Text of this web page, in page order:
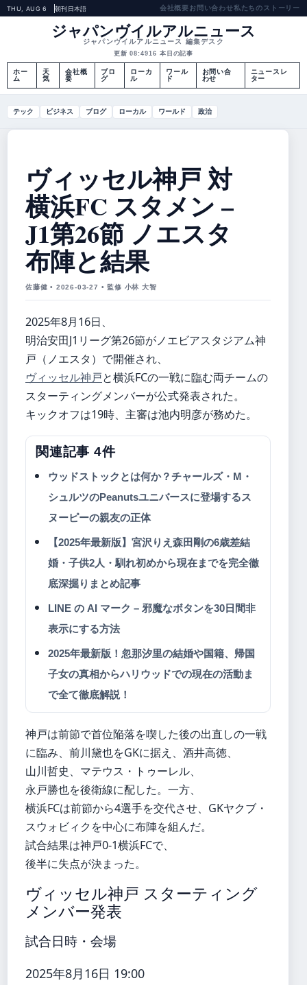
THU, AUG 6 朝刊日本語 会社概要お問い合わせ私たちのストーリー
ジャパンヴイルアルニュース
ジャパンヴイルアルニュース 編集デスク
更新 08:4916 本日の記事
ホー
ム
天
気
会社概
要
ブロ
グ
ローカ
ル
ワール
ド
お問い合
わせ
ニュースレ
ター
テック ビジネス ブログ ローカル ワールド 政治
ヴィッセル神戸 対
横浜FC スタメン –
J1第26節 ノエスタ
布陣と結果
佐藤健 • 2026-03-27 • 監修 小林 大智
2025年8月16日、
明治安田J1リーグ第26節がノエビアスタジアム神
戸（ノエスタ）で開催され、
ヴィッセル神戸と横浜FCの一戦に臨む両チームの
スターティングメンバーが公式発表された。
キックオフは19時、主審は池内明彦が務めた。
関連記事 4件
ウッドストックとは何か？チャールズ・M・
シュルツのPeanutsユニバースに登場するス
ヌーピーの親友の正体
【2025年最新版】宮沢りえ森田剛の6歳差結
婚・子供2人・馴れ初めから現在までを完全徹
底深掘りまとめ記事
LINE の AI マーク – 邪魔なボタンを30日間非
表示にする方法
2025年最新版！忽那汐里の結婚や国籍、帰国
子女の真相からハリウッドでの現在の活動ま
で全て徹底解説！
神戸は前節で首位陥落を喫した後の出直しの一戦
に臨み、前川黛也をGKに据え、酒井高徳、
山川哲史、マテウス・トゥーレル、
永戸勝也を後衛線に配した。一方、
横浜FCは前節から4選手を交代させ、GKヤクブ・
スウォビィクを中心に布陣を組んだ。
試合結果は神戸0-1横浜FCで、
後半に失点が決まった。
ヴィッセル神戸 スターティング
メンバー発表
試合日時・会場
2025年8月16日 19:00